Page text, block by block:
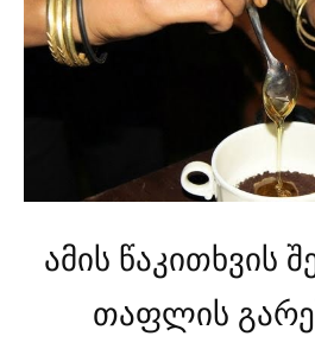
ამის წაკითხვის
თაფლის